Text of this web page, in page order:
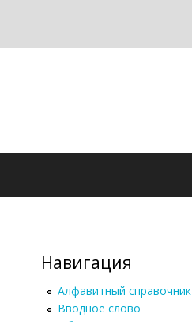
Навигация
Алфавитный справочник
Вводное слово